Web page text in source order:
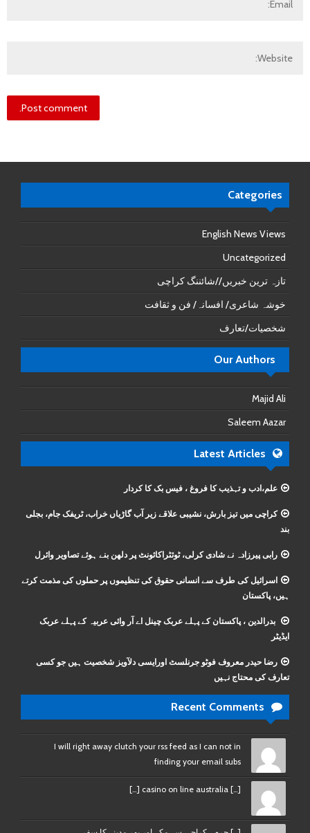
Categories
English News Views
Uncategorized
تازہ ترین خبریں//شائننگ کراچی
خوشہ شاعری/ افسانہ/ فن و ثقافت
شخصیات/تعارف
Our Authors
Majid Ali
Saleem Aazar
Latest Articles
علم،ادب و تہذیب کا فروغ ، فیس بک کا کردار
کراچی میں تیز بارش، نشیبی علاقے زیر آب گاڑیاں خراب، ٹریفک جام، بجلی
بند
رابی پیرزادہ نے شادی کرلی، ٹوئٹراکائونٹ پر دلھن بنے ہوئے تصاویر وائرل
اسرائیل کی طرف سے انسانی حقوق کی تنظیموں پر حملوں کی مذمت کرتے
ہیں، پاکستان
بدرالدین ، پاکستان کے پہلے عربک چینل اے آر وائی عربیہ کے پہلے عربک
ایڈیٹر
رضا حیدر معروف فوٹو جرنلسٹ اورایسی دلآویز شخصیت ہیں جو کسی
تعارف کی محتاج نہیں
Recent Comments
I will right away clutch your rss feed as I can not in
finding your email subs
[…] casino on line australia […]